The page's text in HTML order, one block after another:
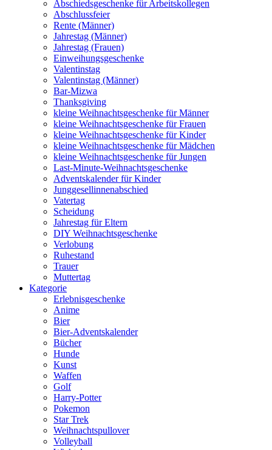
Abschiedsgeschenke für Arbeitskollegen
Abschlussfeier
Rente (Männer)
Jahrestag (Männer)
Jahrestag (Frauen)
Einweihungsgeschenke
Valentinstag
Valentinstag (Männer)
Bar-Mizwa
Thanksgiving
kleine Weihnachtsgeschenke für Männer
kleine Weihnachtsgeschenke für Frauen
kleine Weihnachtsgeschenke für Kinder
kleine Weihnachtsgeschenke für Mädchen
kleine Weihnachtsgeschenke für Jungen
Last-Minute-Weihnachtsgeschenke
Adventskalender für Kinder
Junggesellinnenabschied
Vatertag
Scheidung
Jahrestag für Eltern
DIY Weihnachtsgeschenke
Verlobung
Ruhestand
Trauer
Muttertag
Kategorie
Erlebnisgeschenke
Anime
Bier
Bier-Adventskalender
Bücher
Hunde
Kunst
Waffen
Golf
Harry-Potter
Pokemon
Star Trek
Weihnachtspullover
Volleyball